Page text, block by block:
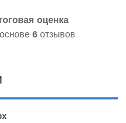
оценка
6отзывов